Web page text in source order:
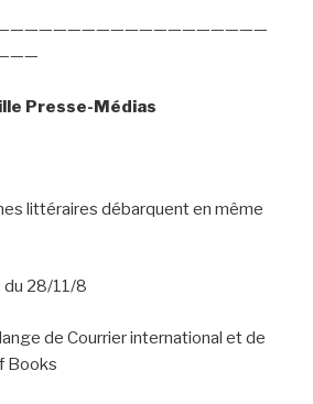
Presse-Médias
littéraires débarquent en même
du 28/11/8
de Courrier international et de
Books